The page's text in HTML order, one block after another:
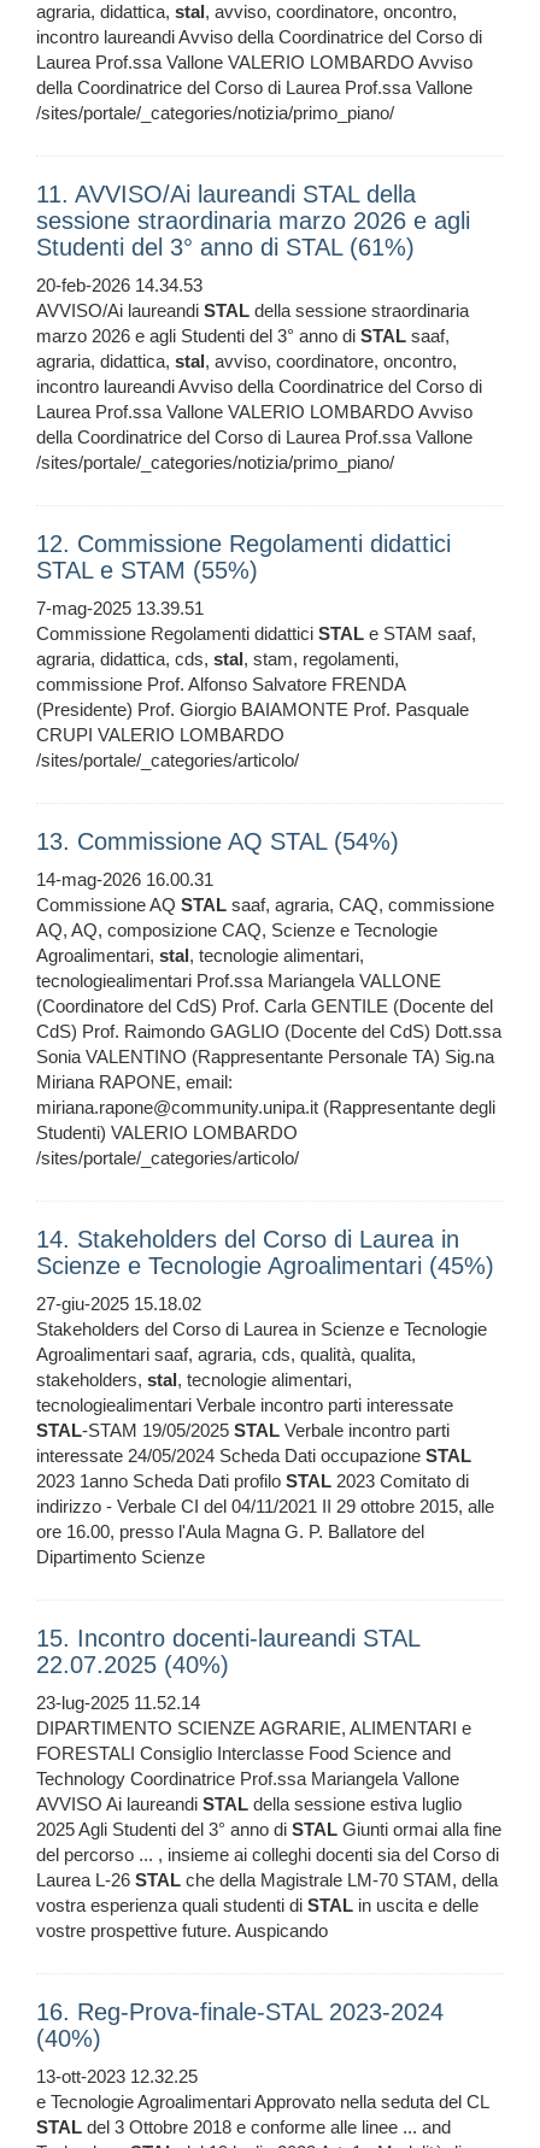
agraria, didattica, stal, avviso, coordinatore, oncontro,
incontro laureandi Avviso della Coordinatrice del Corso di
Laurea Prof.ssa Vallone VALERIO LOMBARDO Avviso
della Coordinatrice del Corso di Laurea Prof.ssa Vallone
/sites/portale/_categories/notizia/primo_piano/
11. AVVISO/Ai laureandi STAL della
sessione straordinaria marzo 2026 e agli
Studenti del 3° anno di STAL (61%)
20-feb-2026 14.34.53
AVVISO/Ai laureandi STAL della sessione straordinaria
marzo 2026 e agli Studenti del 3° anno di STAL saaf,
agraria, didattica, stal, avviso, coordinatore, oncontro,
incontro laureandi Avviso della Coordinatrice del Corso di
Laurea Prof.ssa Vallone VALERIO LOMBARDO Avviso
della Coordinatrice del Corso di Laurea Prof.ssa Vallone
/sites/portale/_categories/notizia/primo_piano/
12. Commissione Regolamenti didattici
STAL e STAM (55%)
7-mag-2025 13.39.51
Commissione Regolamenti didattici STAL e STAM saaf,
agraria, didattica, cds, stal, stam, regolamenti,
commissione Prof. Alfonso Salvatore FRENDA
(Presidente) Prof. Giorgio BAIAMONTE Prof. Pasquale
CRUPI VALERIO LOMBARDO
/sites/portale/_categories/articolo/
13. Commissione AQ STAL (54%)
14-mag-2026 16.00.31
Commissione AQ STAL saaf, agraria, CAQ, commissione
AQ, AQ, composizione CAQ, Scienze e Tecnologie
Agroalimentari, stal, tecnologie alimentari,
tecnologiealimentari Prof.ssa Mariangela VALLONE
(Coordinatore del CdS) Prof. Carla GENTILE (Docente del
CdS) Prof. Raimondo GAGLIO (Docente del CdS) Dott.ssa
Sonia VALENTINO (Rappresentante Personale TA) Sig.na
Miriana RAPONE, email:
miriana.rapone@community.unipa.it (Rappresentante degli
Studenti) VALERIO LOMBARDO
/sites/portale/_categories/articolo/
14. Stakeholders del Corso di Laurea in
Scienze e Tecnologie Agroalimentari (45%)
27-giu-2025 15.18.02
Stakeholders del Corso di Laurea in Scienze e Tecnologie
Agroalimentari saaf, agraria, cds, qualità, qualita,
stakeholders, stal, tecnologie alimentari,
tecnologiealimentari Verbale incontro parti interessate
STAL-STAM 19/05/2025 STAL Verbale incontro parti
interessate 24/05/2024 Scheda Dati occupazione STAL
2023 1anno Scheda Dati profilo STAL 2023 Comitato di
indirizzo - Verbale CI del 04/11/2021 II 29 ottobre 2015, alle
ore 16.00, presso l'Aula Magna G. P. Ballatore del
Dipartimento Scienze
15. Incontro docenti-laureandi STAL
22.07.2025 (40%)
23-lug-2025 11.52.14
DIPARTIMENTO SCIENZE AGRARIE, ALIMENTARI e
FORESTALI Consiglio Interclasse Food Science and
Technology Coordinatrice Prof.ssa Mariangela Vallone
AVVISO Ai laureandi STAL della sessione estiva luglio
2025 Agli Studenti del 3° anno di STAL Giunti ormai alla fine
del percorso ... , insieme ai colleghi docenti sia del Corso di
Laurea L-26 STAL che della Magistrale LM-70 STAM, della
vostra esperienza quali studenti di STAL in uscita e delle
vostre prospettive future. Auspicando
16. Reg-Prova-finale-STAL 2023-2024
(40%)
13-ott-2023 12.32.25
e Tecnologie Agroalimentari Approvato nella seduta del CL
STAL del 3 Ottobre 2018 e conforme alle linee ... and